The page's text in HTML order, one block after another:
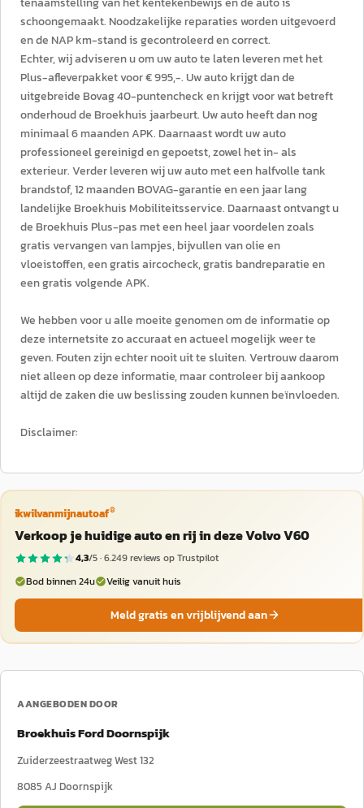
schoongemaakt. Noodzakelijke reparaties worden uitgevoerd
en de NAP km-stand is gecontroleerd en correct.
Echter, wij adviseren u om uw auto te laten leveren met het
Plus-afleverpakket voor € 995,-. Uw auto krijgt dan de
uitgebreide Bovag 40-puntencheck en krijgt voor wat betreft
onderhoud de Broekhuis jaarbeurt. Uw auto heeft dan nog
minimaal 6 maanden APK. Daarnaast wordt uw auto
professioneel gereinigd en gepoetst, zowel het in- als
exterieur. Verder leveren wij uw auto met een halfvolle tank
brandstof, 12 maanden BOVAG-garantie en een jaar lang
landelijke Broekhuis Mobiliteitsservice. Daarnaast ontvangt u
de Broekhuis Plus-pas met een heel jaar voordelen zoals
gratis vervangen van lampjes, bijvullen van olie en
vloeistoffen, een gratis aircocheck, gratis bandreparatie en
een gratis volgende APK.
We hebben voor u alle moeite genomen om de informatie op
deze internetsite zo accuraat en actueel mogelijk weer te
geven. Fouten zijn echter nooit uit te sluiten. Vertrouw daarom
niet alleen op deze informatie, maar controleer bij aankoop
altijd de zaken die uw beslissing zouden kunnen beïnvloeden.
Disclaimer:
ikwilvanmijnautoaf®
Verkoop je huidige auto en rij in deze Volvo V60
4,3/5 ·6.249reviews op Trustpilot
Bod binnen 24u
Veilig vanuit huis
Meld gratis en vrijblijvend aan
AANGEBODEN DOOR
Broekhuis Ford Doornspijk
Zuiderzeestraatweg West 132
8085 AJ Doornspijk